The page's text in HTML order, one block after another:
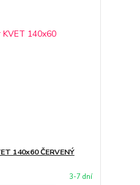
140x60 ČERVENÝ
3-7 dní